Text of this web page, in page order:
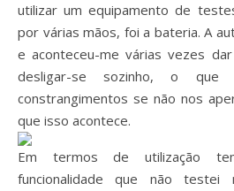
utilizar um equipamento de
por várias mãos, foi a bateria. A
e aconteceu-me várias vezes
desligar-se sozinho, o que
constrangimentos se não nos
que isso acontece.
Em termos de utilização
funcionalidade que não